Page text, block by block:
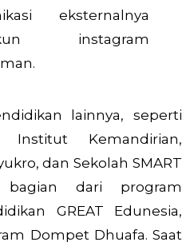
eksternalnya
instagram
lainnya, seperti
Kemandirian,
dan Sekolah SMART
bagian dari program
GREAT Edunesia,
Dompet Dhuafa. Saat